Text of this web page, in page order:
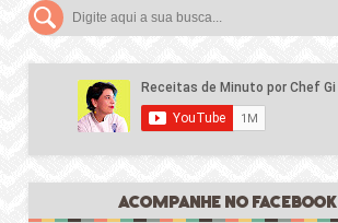
ACOMPANHE NO FACEBOOK